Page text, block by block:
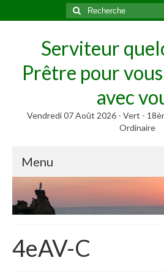
Rechercher
:
Serviteur
Prêtre pour
avec
Vendredi 07 Août 2026 - Vert -
Ordinaire
Menu
Méditer
Homélies, Poèmes
Homélies
4eAV-C